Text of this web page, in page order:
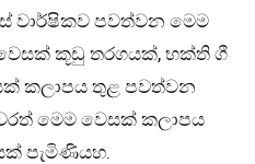
වාර්ෂිකව පවත්වන මෙම
කූඩු තරගයක්, භක්ති ගී
කලාපය තුළ පවත්වන
මෙම වෙසක් කලාපය
පැමිණියහ.